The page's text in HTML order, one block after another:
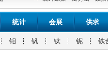
统计 会展 供求
钼 钒 钛 铌 铁